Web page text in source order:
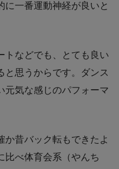
に一番運動神経が良いと
トなどでも、とても良い
と思うからです。ダンス
元気な感じのパフォーマ
か昔バック転もできたよ
比べ体育会系（やんち